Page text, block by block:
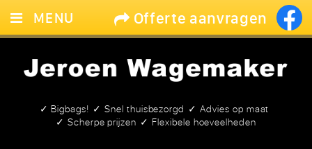
Offerte aanvragen
✓ Bigbags! ✓ Snel thuisbezorgd
✓ Advies op maat
✓ Scherpe prijzen
✓ Flexibele hoeveelheden
MENU
ZAND & GRIND
GROND